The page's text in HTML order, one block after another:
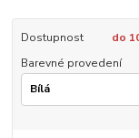
Dostupnost
do
Barevné provedení